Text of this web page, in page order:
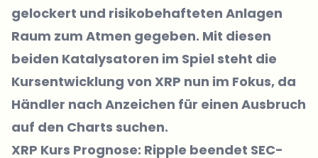
gelockert und risikobehafteten Anlagen
Raum zum Atmen gegeben. Mit diesen
beiden Katalysatoren im Spiel steht die
Kursentwicklung von XRP nun im Fokus, da
Händler nach Anzeichen für einen Ausbruch
auf den Charts suchen.
XRP Kurs Prognose: Ripple beendet SEC-